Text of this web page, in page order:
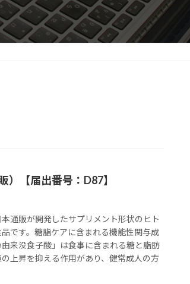
）【届出番号：D87】
通販が開発したサプリメント形状のヒト
です。糖脂ケアに含まれる機能性関与成
来没食子酸」は食事に含まれる糖と脂肪
上昇を抑える作用があり、健常成人の方